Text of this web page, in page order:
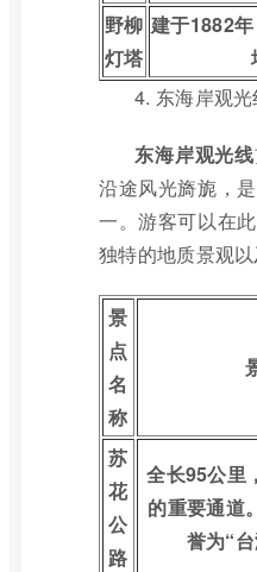
野柳
灯塔
建于1882
4. 东海岸观光
东海岸观光线
沿途风光旖旎，
一。游客可以在
独特的地质景观以
景
点
名
称
苏
花
公
路
全长95公里
的重要通道
誉为“台